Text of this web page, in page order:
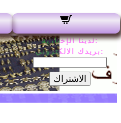
لدينا الإخبارية:
بريدك الالكتروني:
الاشتراك